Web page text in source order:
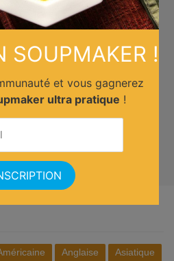
Anglaise
Asiatique
SOUPMAKER !
et vous gagnerez
ultra pratique !